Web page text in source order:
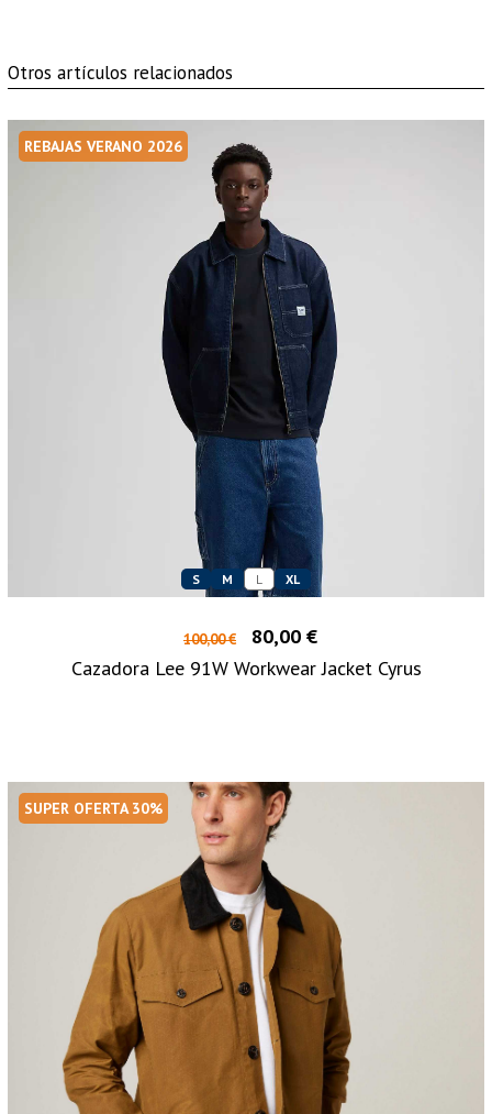
Otros artículos relacionados
REBAJAS VERANO 2026
S M L XL
100,00 €
80,00 €
Cazadora Lee 91W Workwear Jacket Cyrus
SUPER OFERTA 30%